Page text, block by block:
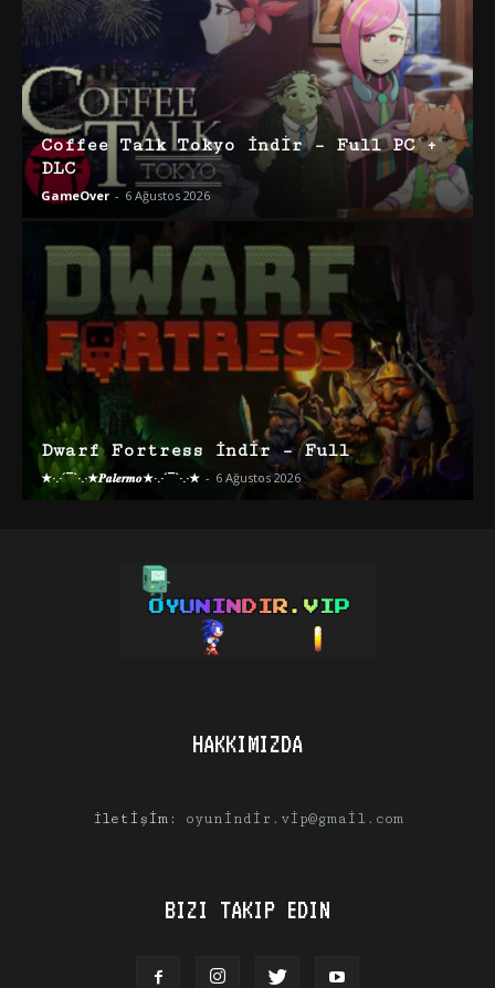
Coffee Talk Tokyo İndir – Full PC +
DLC
GameOver - 6 Ağustos 2026
Dwarf Fortress İndir – Full
★·.·´¯`·.·★𝑷𝒂𝒍𝒆𝒓𝒎𝒐★·.·´¯`·.·★ - 6 Ağustos 2026
HAKKIMIZDA
İletişim: oyunindir.vip@gmail.com
BIZI TAKIP EDIN